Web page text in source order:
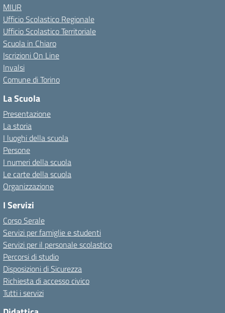
MIUR
Ufficio Scolastico Regionale
Ufficio Scolastico Territoriale
Scuola in Chiaro
Iscrizioni On Line
Invalsi
Comune di Torino
La Scuola
Presentazione
La storia
I luoghi della scuola
Persone
I numeri della scuola
Le carte della scuola
Organizzazione
I Servizi
Corso Serale
Servizi per famiglie e studenti
Servizi per il personale scolastico
Percorsi di studio
Disposizioni di Sicurezza
Richiesta di accesso civico
Tutti i servizi